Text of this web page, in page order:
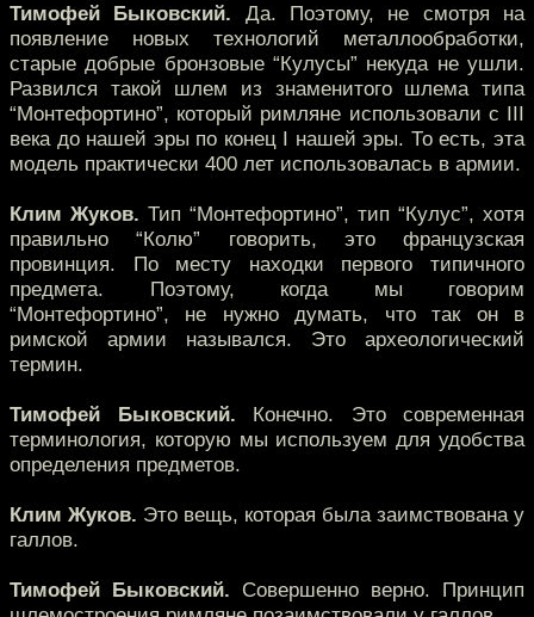
Тимофей Быковский. Да. Поэтому, не смотря на
появление новых технологий металлообработки,
старые добрые бронзовые “Кулусы” некуда не ушли.
Развился такой шлем из знаменитого шлема типа
“Монтефортино”, который римляне использовали с III
века до нашей эры по конец I нашей эры. То есть, эта
модель практически 400 лет использовалась в армии.
Клим Жуков. Тип “Монтефортино”, тип “Кулус”, хотя
правильно “Колю” говорить, это французская
провинция. По месту находки первого типичного
предмета. Поэтому, когда мы говорим
“Монтефортино”, не нужно думать, что так он в
римской армии назывался. Это археологический
термин.
Тимофей Быковский. Конечно. Это современная
терминология, которую мы используем для удобства
определения предметов.
Клим Жуков. Это вещь, которая была заимствована у
галлов.
Тимофей Быковский. Совершенно верно. Принцип